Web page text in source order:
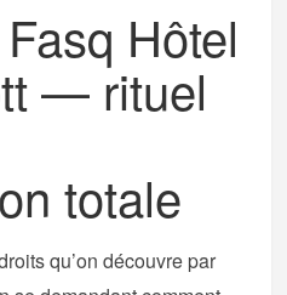
Hôtel
— rituel
totale
qu’on découvre par